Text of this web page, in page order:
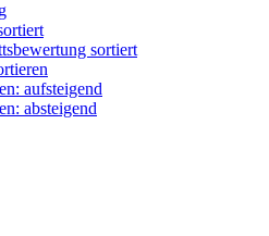
sortiert
aufsteigend
absteigend